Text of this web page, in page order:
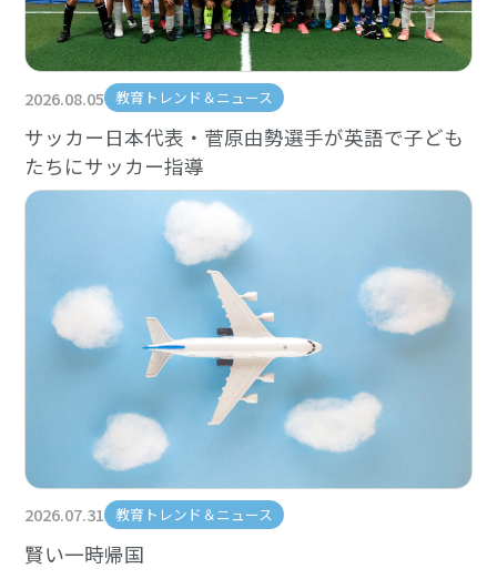
2026.08.05 教育トレンド＆ニュース
サッカー日本代表・菅原由勢選手が英語で子ども
たちにサッカー指導
2026.07.31 教育トレンド＆ニュース
賢い一時帰国